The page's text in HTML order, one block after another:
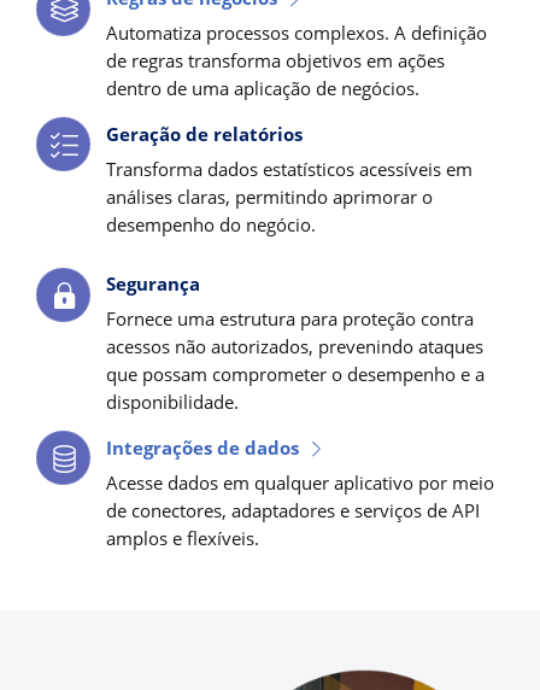
Automatiza processos complexos. A definição
de regras transforma objetivos em ações
dentro de uma aplicação de negócios.
Geração de relatórios
Transforma dados estatísticos acessíveis em
análises claras, permitindo aprimorar o
desempenho do negócio.
Segurança
Fornece uma estrutura para proteção contra
acessos não autorizados, prevenindo ataques
que possam comprometer o desempenho e a
disponibilidade.
Integrações de dados
Acesse dados em qualquer aplicativo por meio
de conectores, adaptadores e serviços de API
amplos e flexíveis.